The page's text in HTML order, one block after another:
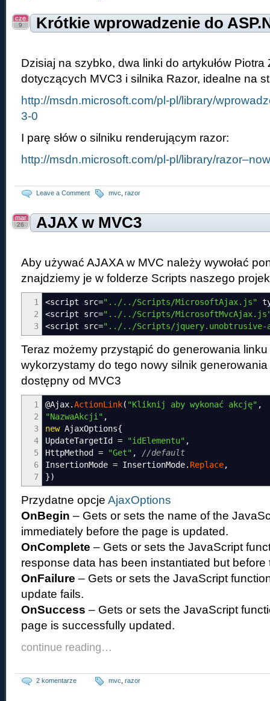
Krótkie wprowadzenie do
cze
9
Dzisiaj na szybko, dwa linki do artykułów Piotra
dotyczących MVC3 i silnika Razor, idealne na
http://msdn.microsoft.com/pl-pl/library/
3-0
I parę słów o silniku renderującym razor:
http://msdn.microsoft.com/pl-pl/library/
Leave a Comment mvc razor
AJAX w MVC3
mar
26
Aby używać AJAXA w MVC należy wywołać
znajdziemy je w folderze Scripts naszego
1
2
3
<script src="../../Scripts/MicrosoftAjax.js"
<script src="../../Scripts/
<script src="../../Scripts/jquery.unobtrusive-
Teraz możemy przystąpić do generowania
wykorzystamy do tego nowy silnik generowania
dostępny od MVC3
1
2
3
4
5
6
7
@Ajax.ActionLink( "Kliknij aby wykonać akcję" ,
"NazwaAkcji" ,
newAjaxOptions{
UpdateTargetId = "idElementu" ,
HttpMethod = "Get" , //default
InsertionMode = InsertionMode. Replace,
})
Przydatne opcje AjaxOptions
OnBegin – Gets or sets the name of the
immediately before the page is updated.
OnComplete – Gets or sets the JavaScript
response data has been instantiated but
OnFailure – Gets or sets the JavaScript
update fails.
OnSuccess – Gets or sets the JavaScript
page is successfully updated.
continue reading…
2 komentarze mvc razor